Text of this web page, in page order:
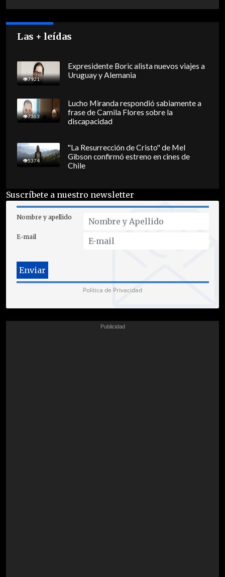
Las + leídas
7921
Expresidente Boric alista nuevos viajes a
Uruguay y Alemania
7363
Lucho Miranda respondió sabiamente a
frase de Camila Flores sobre la
discapacidad
5374
"La Resurrección de Cristo" de Mel
Gibson confirmó estreno en cines de
Chile
Suscríbete a nuestro newsletter
Nombre y apellido
E-mail
Política de Privacidad